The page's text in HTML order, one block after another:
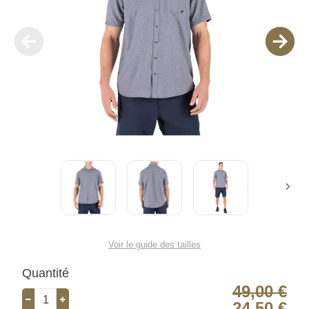
Voir le guide des tailles
Quantité
49,00 €